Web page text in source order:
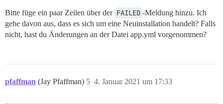
Bitte füge ein paar Zeilen über der FAILED -Meldung hinzu. Ich
gehe davon aus, dass es sich um eine Neuinstallation handelt? Falls
nicht, hast du Änderungen an der Datei app.yml vorgenommen?
pfaffman (Jay Pfaffman) 4. Januar 2021 um 17:33
5